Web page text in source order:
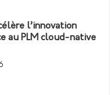
l’innovation
au PLM cloud-native